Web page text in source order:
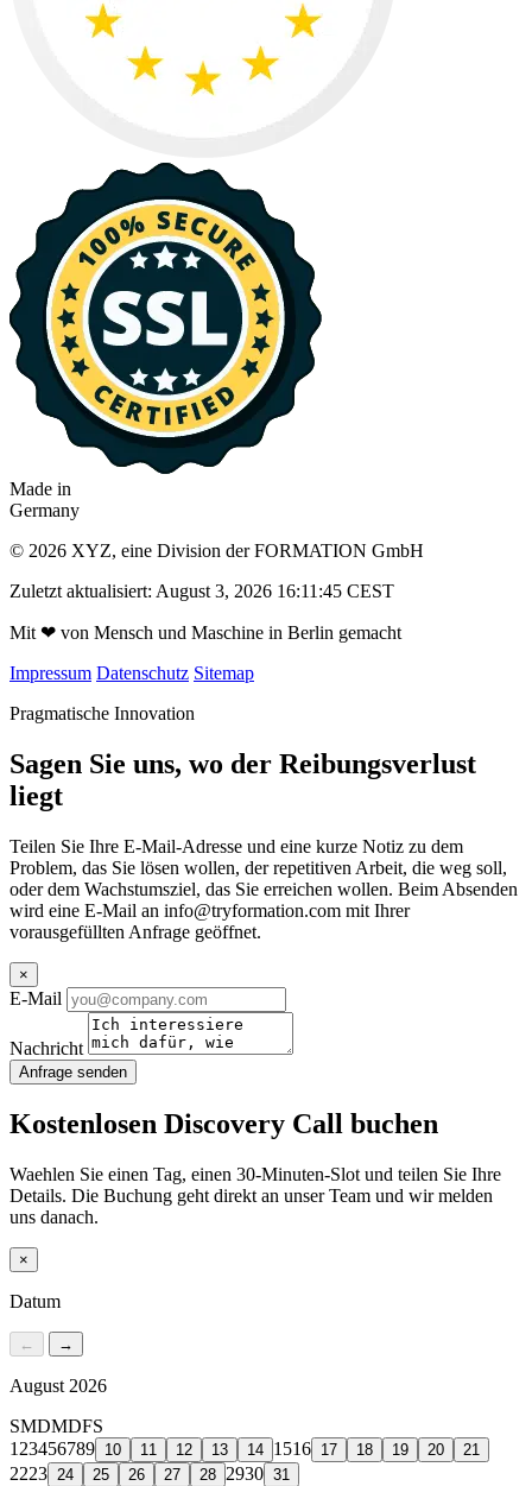
Made in
Germany
© 2026 XYZ, eine Division der FORMATION GmbH
Zuletzt aktualisiert: August 3, 2026 16:11:45 CEST
Mit ❤ von Mensch und Maschine in Berlin gemacht
Impressum Datenschutz Sitemap
Pragmatische Innovation
Sagen Sie uns, wo der Reibungsverlust
liegt
Teilen Sie Ihre E-Mail-Adresse und eine kurze Notiz zu dem
Problem, das Sie lösen wollen, der repetitiven Arbeit, die weg soll,
oder dem Wachstumsziel, das Sie erreichen wollen. Beim Absenden
wird eine E-Mail an info@tryformation.com mit Ihrer
vorausgefüllten Anfrage geöffnet.
×
E-Mail
Nachricht
Anfrage senden
Kostenlosen Discovery Call buchen
Waehlen Sie einen Tag, einen 30-Minuten-Slot und teilen Sie Ihre
Details. Die Buchung geht direkt an unser Team und wir melden
uns danach.
×
Datum
← →
August 2026
SMDMDFS
1 23456789 10 11 12 13 14 1516 17 18 19 20 21
2223 24 25 26 27 28 2930 31